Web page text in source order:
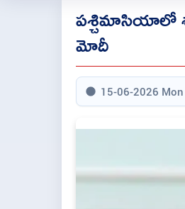
పశ్చిమాసియాలో
మోదీ
15-06-2026